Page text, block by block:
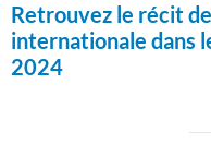
Retrouvez le récit
internationale dans
2024